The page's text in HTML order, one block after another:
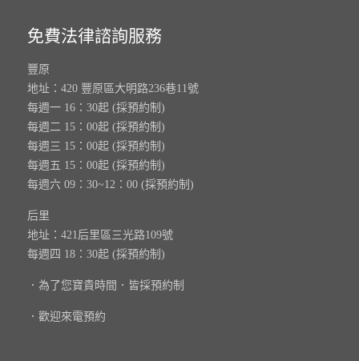
免費法律諮詢服務
豐原
地址：420 豐原區大明路236巷11號
每週一 16：30起 (採預約制)
每週二 15：00起 (採預約制)
每週三 15：00起 (採預約制)
每週五 15：00起 (採預約制)
每週六 09：30~12：00 (採預約制)
后里
地址：421后里區三光路109號
每週四 18：30起 (採預約制)
．為了您寶貴時間．皆採預約制
．歡迎來電預約